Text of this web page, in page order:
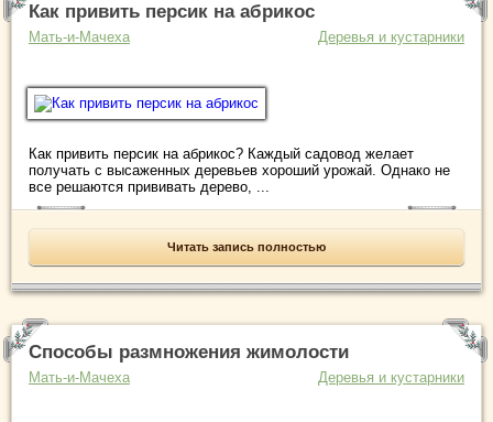
Как привить персик на абрикос
Мать-и-Мачеха Деревья и кустарники
Как привить персик на абрикос? Каждый садовод желает
получать с высаженных деревьев хороший урожай. Однако не
все решаются прививать дерево, ...
Читать запись полностью
Способы размножения жимолости
Мать-и-Мачеха Деревья и кустарники